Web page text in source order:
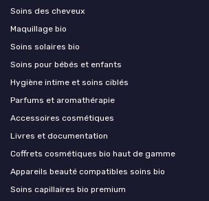
Soins des cheveux
Maquillage bio
Soins solaires bio
Soins pour bébés et enfants
Hygiène intime et soins ciblés
Parfums et aromathérapie
Accessoires cosmétiques
Livres et documentation
Coffrets cosmétiques bio haut de gamme
Appareils beauté compatibles soins bio
Soins capillaires bio premium